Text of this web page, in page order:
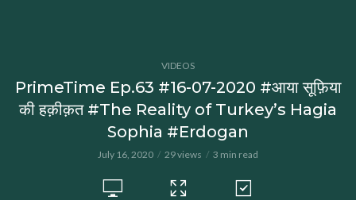
VIDEOS
PrimeTime Ep.63 #16-07-2020 #आया सूफ़िया
की हक़ीक़त #The Reality of Turkey’s Hagia
Sophia #Erdogan
July 16, 2020 29 views 3 min read